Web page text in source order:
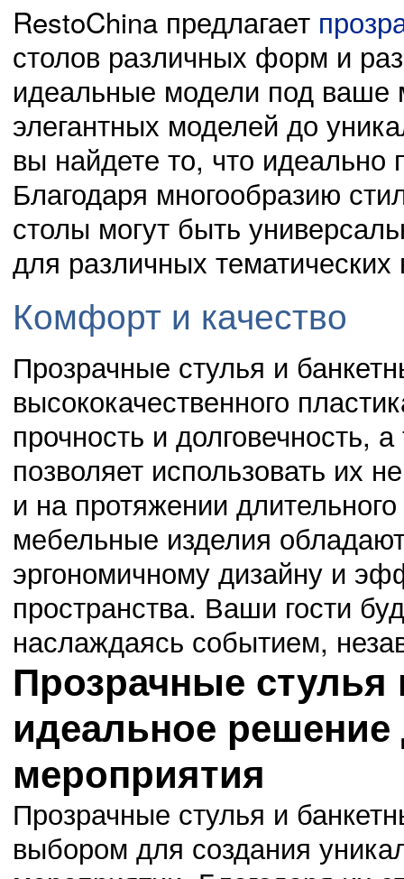
0
02.11.14
23:41:00
Защита своей Родины должна стать долгом
0
02.11.14
23:40:00
RestoChina предлагает
столов различных форм и
идеальные модели под ваше
элегантных моделей до
вы найдете то, что
Благодаря многообразию
столы могут быть
для различных
Комфорт и качество
Прозрачные стулья и
высококачественного
прочность и долговечность,
позволяет использовать их
и на протяжении
мебельные изделия
эргономичному дизайну и
пространства. Ваши гости
наслаждаясь событием,
Прозрачные
идеальное
мероприятия
Прозрачные стулья и
выбором для создания